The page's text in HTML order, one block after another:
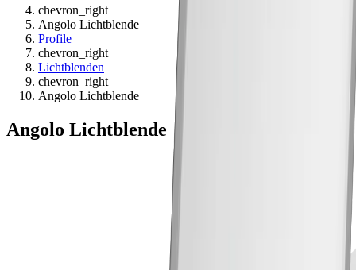
chevron_right
Angolo Lichtblende
Profile
chevron_right
Lichtblenden
chevron_right
Angolo Lichtblende
Angolo Lichtblende